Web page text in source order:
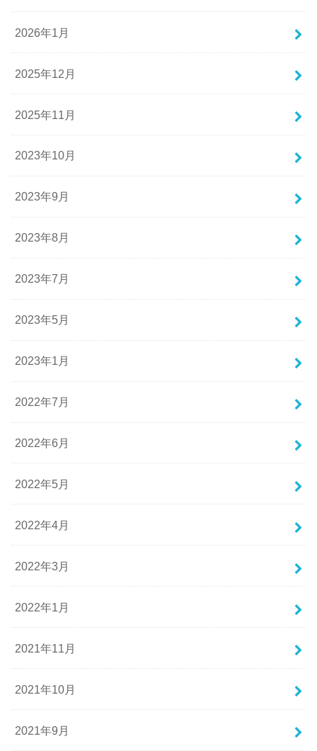
2026年1月
2025年12月
2025年11月
2023年10月
2023年9月
2023年8月
2023年7月
2023年5月
2023年1月
2022年7月
2022年6月
2022年5月
2022年4月
2022年3月
2022年1月
2021年11月
2021年10月
2021年9月